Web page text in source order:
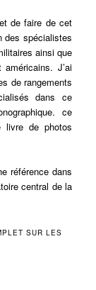
de faire de cet
des spécialistes
ainsi que
J’ai
de rangements
dans ce
ce
livre de photos
référence dans
central de la
SUR LES